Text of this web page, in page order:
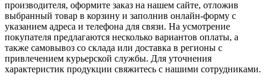
производителя, оформите заказ на нашем сайте, отложив
выбранный товар в корзину и заполнив онлайн-форму с
указанием адреса и телефона для связи. На усмотрение
покупателя предлагаются несколько вариантов оплаты, а
также самовывоз со склада или доставка в регионы с
привлечением курьерской службы. Для уточнения
характеристик продукции свяжитесь с нашими сотрудниками.